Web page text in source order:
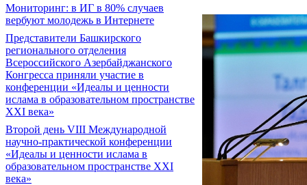
Мониторинг: в ИГ в 80% случаев
вербуют молодежь в Интернете
Представители Башкирского
регионального отделения
Всероссийского Азербайджанского
Конгресса приняли участие в
конференции «Идеалы и ценности
ислама в образовательном пространстве
XXI века»
Второй день VIII Международной
научно-практической конференции
«Идеалы и ценности ислама в
образовательном пространстве XXI
века»